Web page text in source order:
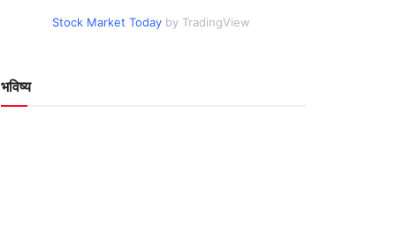
Stock Market Today by TradingView
भविष्य